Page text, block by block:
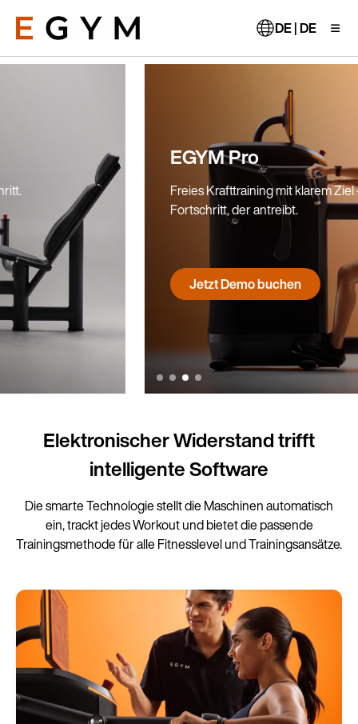
zum
Inhalt DE | DE
EGYM Pro
Freies Krafttraining mit klarem Ziel – für
Fortschritt, der antreibt.
Elektronischer Widerstand trifft
intelligente Software
Die smarte Technologie stellt die Maschinen automatisch
ein, trackt jedes Workout und bietet die passende
Trainingsmethode für alle Fitnesslevel und Trainingsansätze.